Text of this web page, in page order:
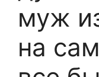
муж
на